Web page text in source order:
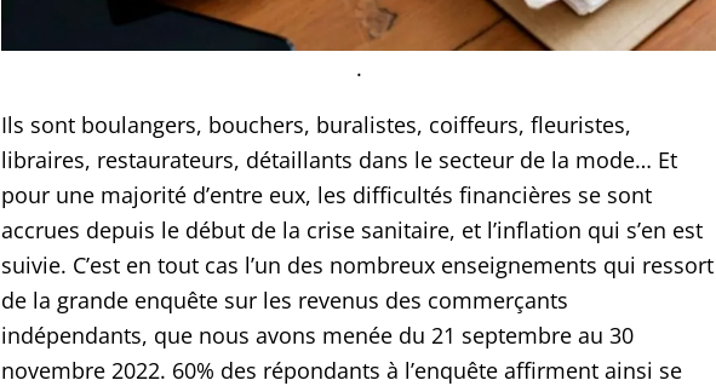
.
Ils sont boulangers, bouchers, buralistes, coiffeurs, fleuristes,
libraires, restaurateurs, détaillants dans le secteur de la mode… Et
pour une majorité d’entre eux, les difficultés financières se sont
accrues depuis le début de la crise sanitaire, et l’inflation qui s’en est
suivie. C’est en tout cas l’un des nombreux enseignements qui ressort
de la grande enquête sur les revenus des commerçants
indépendants, que nous avons menée du 21 septembre au 30
novembre 2022. 60% des répondants à l’enquête affirment ainsi se